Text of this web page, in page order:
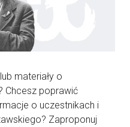
materiały o
Chcesz poprawić
o uczestnikach i
Zaproponuj